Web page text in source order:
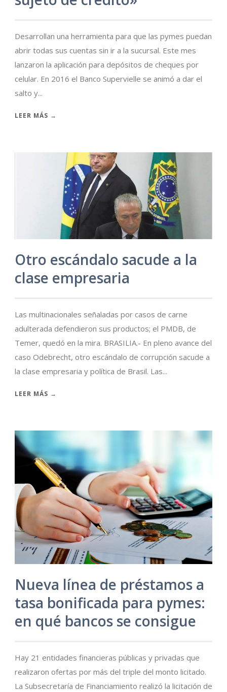
Desarrollan una herramienta para que las pymes puedan
abrir todas sus cuentas sin ir a la sucursal. Este mes
lanzaron la aplicación para depósitos de cheques por
celular. En 2016 el Banco Supervielle se animó a dar el
salto y...
LEER MÁS →
Otro escándalo sacude a la
clase empresaria
Las multinacionales señaladas por casos de carne
adulterada defendieron sus productos; el PMDB, de
Temer, quedó en la mira. BRASILIA.- En pleno avance del
caso Odebrecht, otro escándalo de corrupción sacude a
la clase empresaria y política de Brasil. Las...
LEER MÁS →
Nueva línea de préstamos a
tasa bonificada para pymes:
en qué bancos se consigue
Hay 21 entidades financieras públicas y privadas que
realizaron ofertas por más del triple del monto licitado.
La Subsecretaría de Financiamiento realizó la licitación de